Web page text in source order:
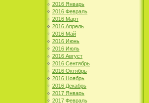
2016 Январь
2016 Февраль
2016 Март
2016 Апрель
2016 Май
2016 Июнь
2016 Июль
2016 Август
2016 Сентябрь
2016 Октябрь
2016 Ноябрь
2016 Декабрь
2017 Январь
2017 Февраль